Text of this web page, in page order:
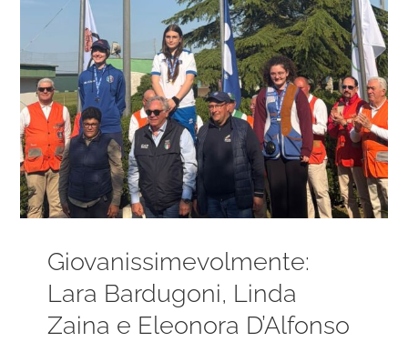
immagine
Giovanissimevolmente:
Lara Bardugoni, Linda
Zaina e Eleonora D’Alfonso